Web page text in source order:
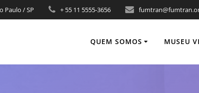
Paulo / SP + 55 11 5555-3656
QUEM SOMOS MUSEU